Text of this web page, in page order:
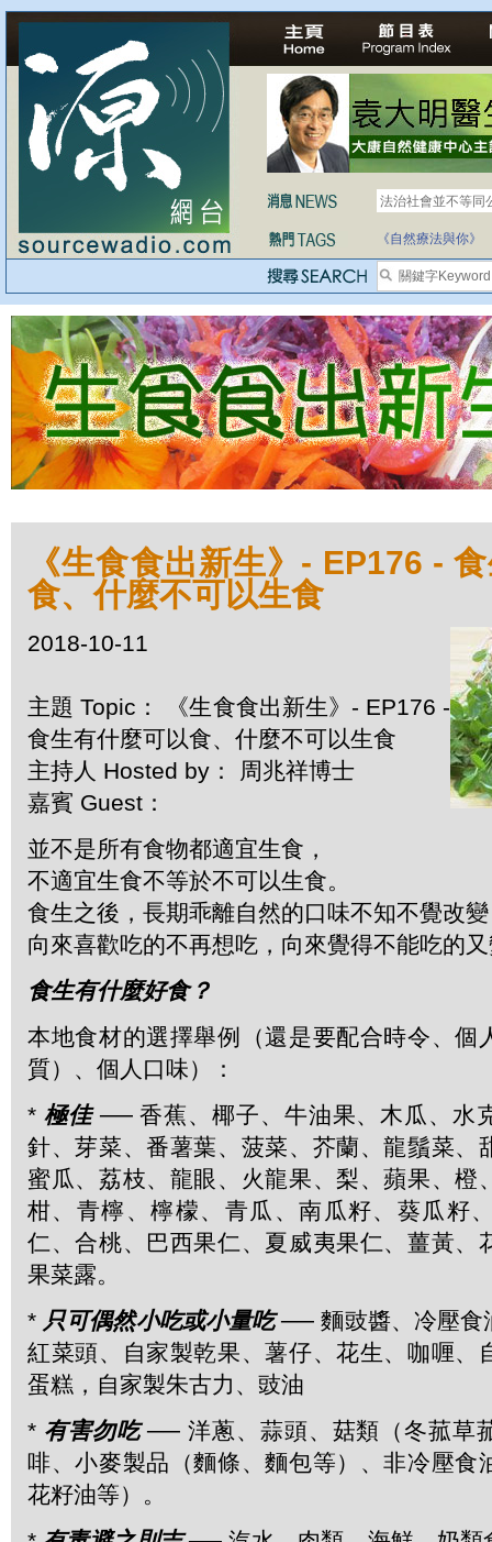
法治社會並不等同
自家教育合法化-
《自然療法與你》
《生食食出新生》- EP176 -
食、什麼不可以生食
2018-10-11
主題 Topic： 《生食食出新生》- EP176 -
食生有什麼可以食、什麼不可以生食
主持人 Hosted by： 周兆祥博士
嘉賓 Guest：
並不是所有食物都適宜生食，
不適宜生食不等於不可以生食。
食生之後，長期乖離自然的口味不知不覺改變
向來喜歡吃的不再想吃，向來覺得不能吃的
食生有什麼好食？
本地食材的選擇舉例（還是要配合時令、個
質）、個人口味）：
* 極佳── 香蕉、椰子、牛油果、木瓜、水
針、芽菜、番薯葉、菠菜、芥蘭、龍鬚菜、
蜜瓜、荔枝、龍眼、火龍果、梨、蘋果、橙
柑、青檸、檸檬、青瓜、南瓜籽、葵瓜籽
仁、合桃、巴西果仁、夏威夷果仁、薑黃、
果菜露。
* 只可偶然小吃或小量吃── 麵豉醬、冷壓食
紅菜頭、自家製乾果、薯仔、花生、咖喱、
蛋糕，自家製朱古力、豉油
* 有害勿吃── 洋蔥、蒜頭、菇類（冬菰草
啡、小麥製品（麵條、麵包等）、非冷壓食
花籽油等）。